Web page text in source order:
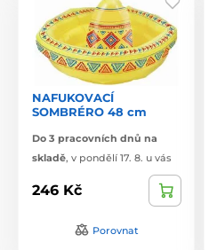
NAFUKOVACÍ
SOMBRÉRO 48 cm
Do 3 pracovních dnů na
skladě, v pondělí 17. 8. u vás
246 Kč
Porovnat